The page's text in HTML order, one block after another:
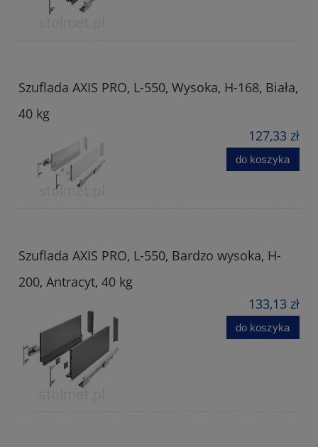
Szuflada AXIS PRO, L-550, Wysoka, H-168, Biała,
40 kg
127,33 zł
do koszyka
Szuflada AXIS PRO, L-550, Bardzo wysoka, H-
200, Antracyt, 40 kg
133,13 zł
do koszyka